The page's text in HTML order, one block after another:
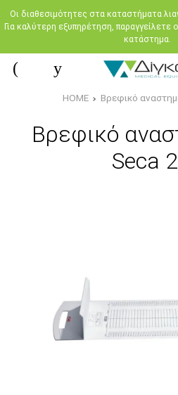
Oι διαθεσιμότητες στα καταστήματα
Για καλύτερη εξυπηρέτηση, παραγγείλετε
κατάστημα.
HOME Bρεφικό
Bρεφικό
Seca